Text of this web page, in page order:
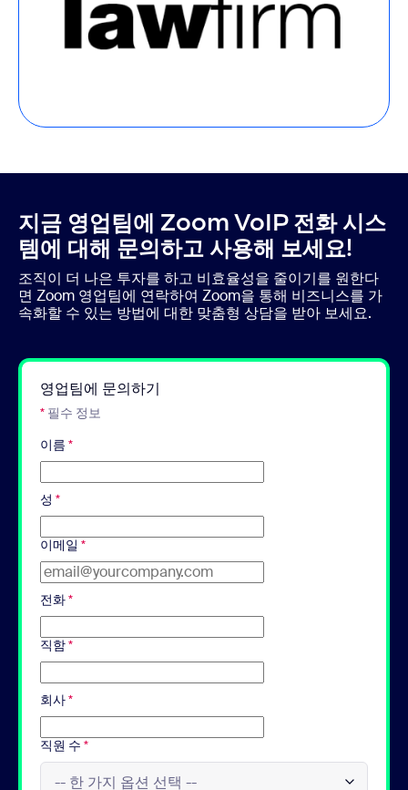
지금 영업팀에 Zoom VoIP 전화 시스
템에 대해 문의하고 사용해 보세요!
조직이 더 나은 투자를 하고 비효율성을 줄이기를 원한다
면 Zoom 영업팀에 연락하여 Zoom을 통해 비즈니스를 가
속화할 수 있는 방법에 대한 맞춤형 상담을 받아 보세요.
영업팀에 문의하기
* 필수 정보
이름 *
성 *
이메일 *
전화*
직함*
회사*
직원 수 *